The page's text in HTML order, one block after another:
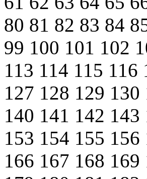
80 81 82 83 84
99 100 101 102
113 114 115 116
127 128 129 130
140 141 142 143
153 154 155 156
166 167 168 169